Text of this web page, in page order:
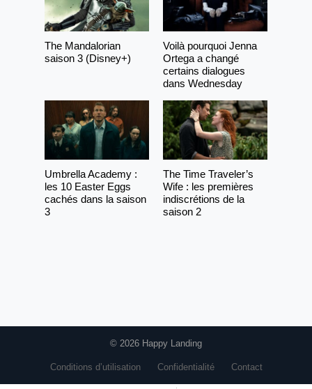
The Mandalorian
saison 3 (Disney+)
Voilà pourquoi Jenna
Ortega a changé
certains dialogues
dans Wednesday
Umbrella Academy :
les 10 Easter Eggs
cachés dans la saison
3
The Time Traveler’s
Wife : les premières
indiscrétions de la
saison 2
© 2026 Happy Landing
Conditions d’utilisation Confidentialité Contact